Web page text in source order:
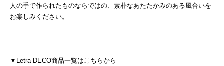
人の手で作られたものならではの、素朴なあたたかみのある風合いを
お楽しみください。
▼Letra DECO商品一覧はこちらから